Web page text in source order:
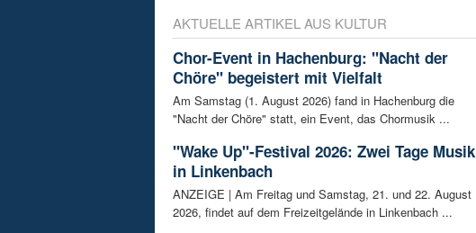
AKTUELLE ARTIKEL AUS KULTUR
Chor-Event in Hachenburg: "Nacht der
Chöre" begeistert mit Vielfalt
Am Samstag (1. August 2026) fand in Hachenburg die
"Nacht der Chöre" statt, ein Event, das Chormusik ...
"Wake Up"-Festival 2026: Zwei Tage Musik
in Linkenbach
ANZEIGE | Am Freitag und Samstag, 21. und 22. August
2026, findet auf dem Freizeitgelände in Linkenbach ...